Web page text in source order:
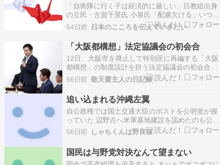
「自衛隊に行く子は経済的に厳しい」日教組出身
の立民・古賀千景氏 小泉氏「配慮欠ける」いつも
ポチっとありがとうございますにほんブログ村ご
当人、立憲の古賀千景議員(日教組)議員の発言が
物議を醸しています。それは防衛大臣への質疑の
中で起きたことでした。日本の自衛隊の力を注ぎ
たい左派勢力…
54日前 日本のこころを伝えていきたい
「大阪都構想」法定協議会の初会合
12日、大阪市を廃止して特別区に再編する「大阪
都構想」の制度設計を担う法定協議会の初会合が
行われました。都構想に反対する大阪府市両議会
の公明党と自民党系会派の議員は敵前逃亡に、参
加しませんでした。全くの職務放棄で、議員でい
る資格そのものがありません。 市役所で開かれた
初会合には、…
56日前 敬天齋主人の日記帳
追い込まれる沖縄左翼
自公政権では国土交通大臣のポストを公明党が握
っていた 辺野古へ米軍基地建設を認めたのも公明
党だし 今さら基地建設反対には向かえない 態度
が曖昧な中道 公明党派と立憲民主党派で対立しそ
うですね このまま沖縄左翼には消えてもらいたい
ですね 公明沖縄、古謝氏推薦へ 9月の知事選巡
56日前 しゃちくんは野良猫
国民は与野党対決なんて望まない